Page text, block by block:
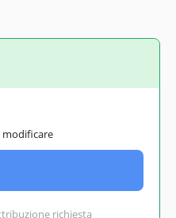
modificare
richiesta